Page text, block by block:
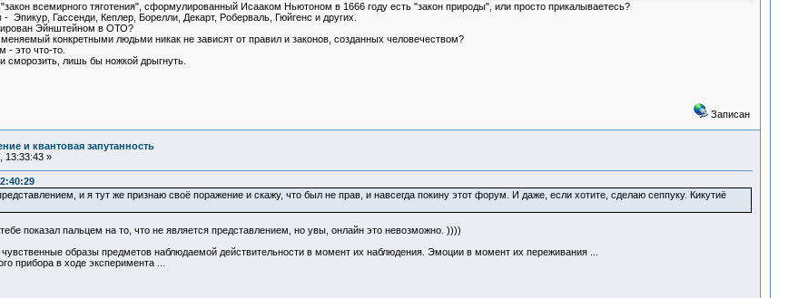
всемирного тяготения", сформулированный Исааком Ньютоном в 1666 году есть "закон природы", или просто прикалываетесь?
Гассенди, Кеплер, Борелли, Декарт, Роберваль, Гюйгенс и других.
Эйнштейном в ОТО?
конкретными людьми никак не зависят от правил и законов, созданных человечеством?
- это что-то.
сморозить, лишь бы ножкой дрыгнуть.
Записан
и квантовая запутанность
13:33:43 »
и я тут же признаю своё поражение и скажу, что был не прав, и навсегда покину этот форум. И даже, если хотите, сделаю сеппуку. Кикутиё
показал пальцем на то, что не является представлением, но увы, онлайн это невозможно. ))))
образы предметов наблюдаемой действительности в момент их наблюдения. Эмоции в момент их переживания ...
прибора в ходе эксперимента ...